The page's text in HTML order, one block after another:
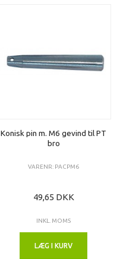
Konisk pin m. M6 gevind til PT
bro
VARENR: PACPM6
49,65 DKK
INKL. MOMS
LÆG I KURV